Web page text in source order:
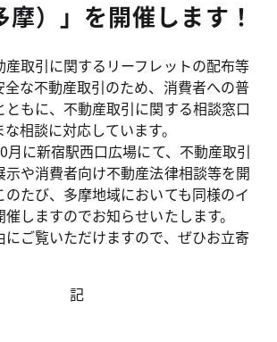
）」を開催します！
産取引に関するリーフレットの配布等
全な不動産取引のため、消費者への普
もに、不動産取引に関する相談窓口
相談に対応しています。
月に新宿駅西口広場にて、不動産取引
示や消費者向け不動産法律相談等を開
たび、多摩地域においても同様のイ
しますのでお知らせいたします。
にご覧いただけますので、ぜひお立寄
記